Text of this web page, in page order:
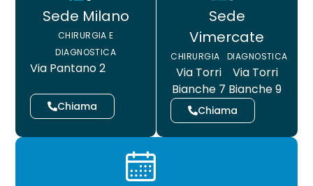
Sede Milano
CHIRURGIA E
DIAGNOSTICA
Via Pantano 2
Chiama
Sede
Vimercate
CHIRURGIA
Via Torri
Bianche 7
DIAGNOSTICA
Via Torri
Bianche 9
Chiama